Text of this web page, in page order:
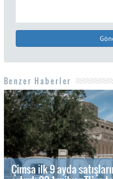
Benzer Haberler
Çimsa ilk 9 ayda